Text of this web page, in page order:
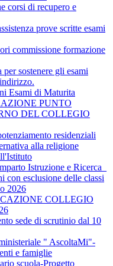
corsi di recupero e
prove scritte esami
commissione formazione
sostenere gli esami
Esami di Maturita
PUNTO
DEL COLLEGIO
residenziali
alla religione
Istruzione e Ricerca_
con esclusione delle classi
2026
COLLEGIO
sede di scrutinio dal 10
" AscoltaMi"-
e famiglie
scuola-Progetto